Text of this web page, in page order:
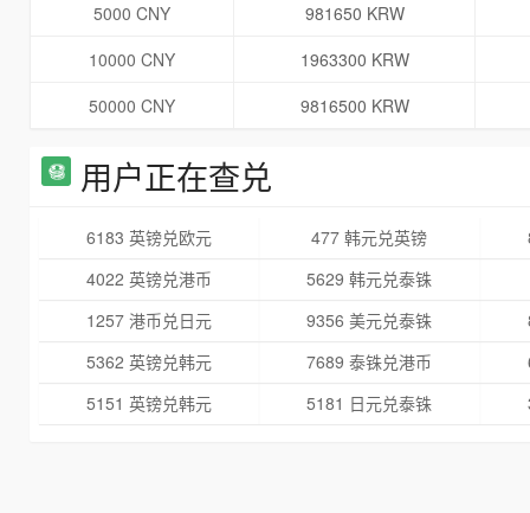
5000 CNY
981650 KRW
10000 CNY
1963300 KRW
50000 CNY
9816500 KRW
用户正在查兑
6183 英镑兑欧元 477 韩元兑英镑
4022 英镑兑港币
5629 韩元兑泰铢
1257 港币兑日元
9356 美元兑泰铢
5362 英镑兑韩元
7689 泰铢兑港币
5151 英镑兑韩元
5181 日元兑泰铢